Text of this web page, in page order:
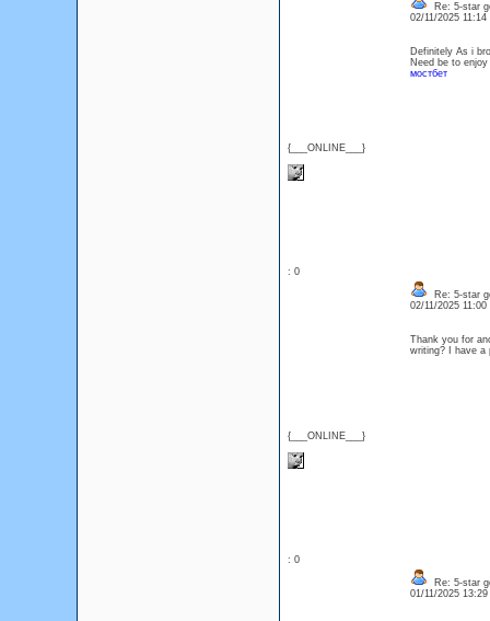
{___ONLINE___}
Re: 5-star
02/11/2025 11:14
Definitely As i
Need be to
мостбет
: 0
{___ONLINE___}
Re: 5-star
02/11/2025 11:00
Thank you for
writing? I have
: 0
Re: 5-star
01/11/2025